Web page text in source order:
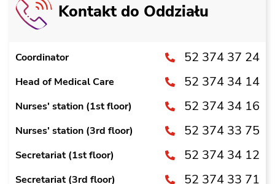
Kontakt do Oddziału
Coordinator 52 374 37 24
Head of Medical Care 52 374 34 14
Nurses' station (1st floor) 52 374 34 16
Nurses' station (3rd floor) 52 374 33 75
Secretariat (1st floor) 52 374 34 12
Secretariat (3rd floor) 52 374 33 71